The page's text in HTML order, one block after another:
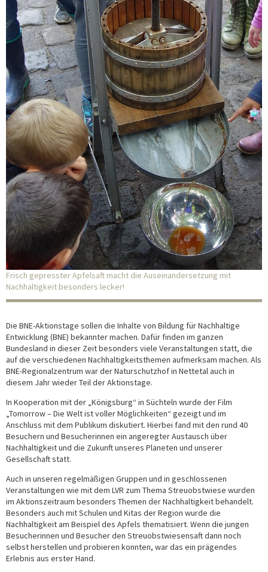
Frisch gepresster Apfelsaft macht die Auseinandersetzung mit
Nachhaltigkeit besonders lecker!
Die BNE-Aktionstage sollen die Inhalte von Bildung für Nachhaltige
Entwicklung (BNE) bekannter machen. Dafür finden im ganzen
Bundesland in dieser Zeit besonders viele Veranstaltungen statt, die
auf die verschiedenen Nachhaltigkeitsthemen aufmerksam machen. Als
BNE-Regionalzentrum war der Naturschutzhof in Nettetal auch in
diesem Jahr wieder Teil der Aktionstage.
In Kooperation mit der „Königsburg“ in Süchteln wurde der Film
„Tomorrow – Die Welt ist voller Möglichkeiten“ gezeigt und im
Anschluss mit dem Publikum diskutiert. Hierbei fand mit den rund 40
Besuchern und Besucherinnen ein angeregter Austausch über
Nachhaltigkeit und die Zukunft unseres Planeten und unserer
Gesellschaft statt.
Auch in unseren regelmäßigen Gruppen und in geschlossenen
Veranstaltungen wie mit dem LVR zum Thema Streuobstwiese wurden
im Aktionszeitraum besonders Themen der Nachhaltigkeit behandelt.
Besonders auch mit Schulen und Kitas der Region wurde die
Nachhaltigkeit am Beispiel des Apfels thematisiert. Wenn die jungen
Besucherinnen und Besucher den Streuobstwiesensaft dann noch
selbst herstellen und probieren konnten, war das ein prägendes
Erlebnis aus erster Hand.